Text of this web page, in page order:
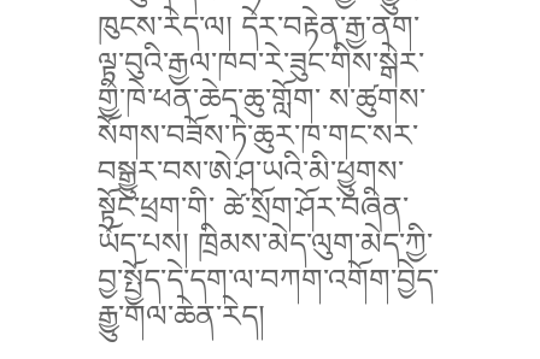
ཁུངས་རེད་ལ། དེར་བརྟེན་རྒྱ་ནག་
ལྟ་བུའི་རྒྱལ་ཁབ་རེ་ཟུང་གིས་སྒེར་
གྱི་ཁེ་ཕན་ཆེད་ཆུ་གློག་ ས་ཚུགས་
སོགས་བཟོས་ཏེ་ཆུར་ཁ་གང་སར་
བསྒྱུར་བས་ཨེ་ཤ་ཡའི་མི་ཕྱུགས་
སྟོང་ཕྲག་གི་ ཚེ་སྲོག་ཤོར་བཞིན་
ཡོད་པས། ཁྲིམས་མེད་ལུག་མེད་ཀྱི་
བྱ་སྤྱོད་དེ་དག་ལ་བཀག་འགོག་བྱེད་
རྒྱུ་གལ་ཆེན་རེད།